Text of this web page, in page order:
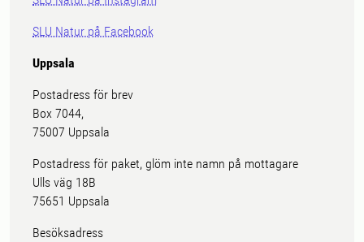
SLU Natur på Facebook
Uppsala
Postadress för brev
Box 7044,
75007 Uppsala
Postadress för paket, glöm inte namn på mottagare
Ulls väg 18B
75651 Uppsala
Besöksadress